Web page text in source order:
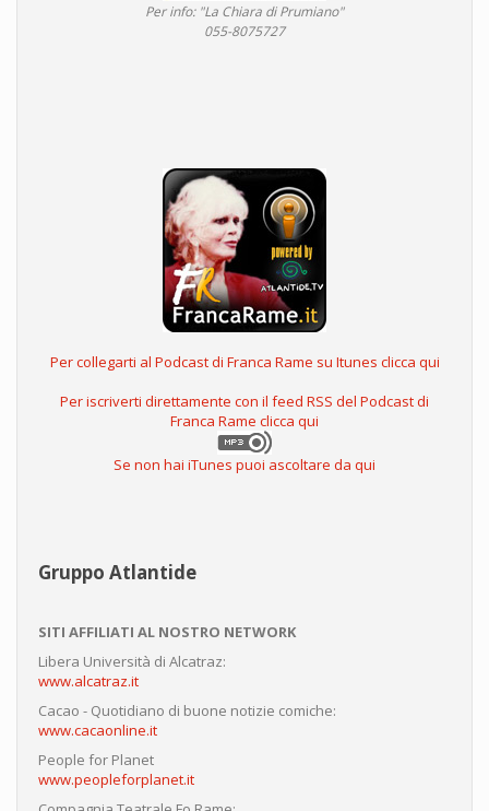
Per info: "La Chiara di Prumiano"
055-8075727
Per collegarti al Podcast di Franca Rame su Itunes clicca qui
Per iscriverti direttamente con il feed RSS del Podcast di
Franca Rame clicca qui
Se non hai iTunes puoi ascoltare da qui
Gruppo Atlantide
SITI AFFILIATI AL NOSTRO NETWORK
Libera Università di Alcatraz:
www.alcatraz.it
Cacao - Quotidiano di buone notizie comiche:
www.cacaonline.it
People for Planet
www.peopleforplanet.it